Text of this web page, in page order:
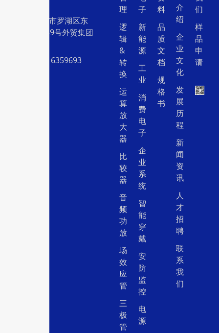
地址：深圳市罗湖区东
门中兴路239号外贸集团
电话：15916359693
理
逻
辑
&
转
换
运
算
放
大
器
比
较
器
音
频
功
放
场
效
应
管
三
极
管
子
新
能
源
工
业
消
费
电
子
企
业
系
统
智
能
穿
戴
安
防
监
控
电
源
料
品
质
文
档
规
格
书
介
绍
企
业
文
化
发
展
历
程
新
闻
资
讯
人
才
招
聘
联
系
我
们
们
样
品
申
请